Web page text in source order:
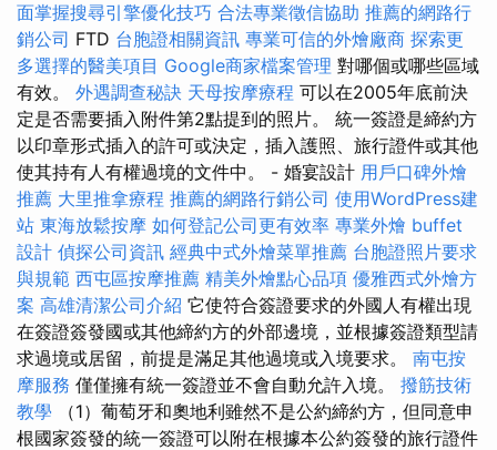
面掌握搜尋引擎優化技巧 合法專業徵信協助 推薦的網路行
銷公司 FTD 台胞證相關資訊 專業可信的外燴廠商 探索更
多選擇的醫美項目 Google商家檔案管理 對哪個或哪些區域
有效。 外遇調查秘訣 天母按摩療程 可以在2005年底前決
定是否需要插入附件第2點提到的照片。 統一簽證是締約方
以印章形式插入的許可或決定，插入護照、旅行證件或其他
使其持有人有權過境的文件中。 - 婚宴設計 用戶口碑外燴
推薦 大里推拿療程 推薦的網路行銷公司 使用WordPress建
站 東海放鬆按摩 如何登記公司更有效率 專業外燴 buffet
設計 偵探公司資訊 經典中式外燴菜單推薦 台胞證照片要求
與規範 西屯區按摩推薦 精美外燴點心品項 優雅西式外燴方
案 高雄清潔公司介紹 它使符合簽證要求的外國人有權出現
在簽證簽發國或其他締約方的外部邊境，並根據簽證類型請
求過境或居留，前提是滿足其他過境或入境要求。 南屯按
摩服務 僅僅擁有統一簽證並不會自動允許入境。 撥筋技術
教學
（1）葡萄牙和奧地利雖然不是公約締約方，但同意申
根國家簽發的統一簽證可以附在根據本公約簽發的旅行證件